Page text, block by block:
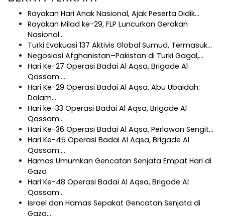
Rayakan Hari Anak Nasional, Ajak Peserta Didik…
Rayakan Milad ke-29, FLP Luncurkan Gerakan
Nasional…
Turki Evakuasi 137 Aktivis Global Sumud, Termasuk…
Negosiasi Afghanistan–Pakistan di Turki Gagal,…
Hari Ke-27 Operasi Badai Al Aqsa, Brigade Al
Qassam:…
Hari Ke-29 Operasi Badai Al Aqsa, Abu Ubaidah:
Dalam…
Hari ke-33 Operasi Badai Al Aqsa, Brigade Al
Qassam…
Hari Ke-36 Operasi Badai Al Aqsa, Perlawan Sengit…
Hari Ke-45 Operasi Badai Al Aqsa, Brigade Al
Qassam:…
Hamas Umumkan Gencatan Senjata Empat Hari di
Gaza
Hari Ke-48 Operasi Badai Al Aqsa, Brigade Al
Qassam…
Israel dan Hamas Sepakat Gencatan Senjata di
Gaza…